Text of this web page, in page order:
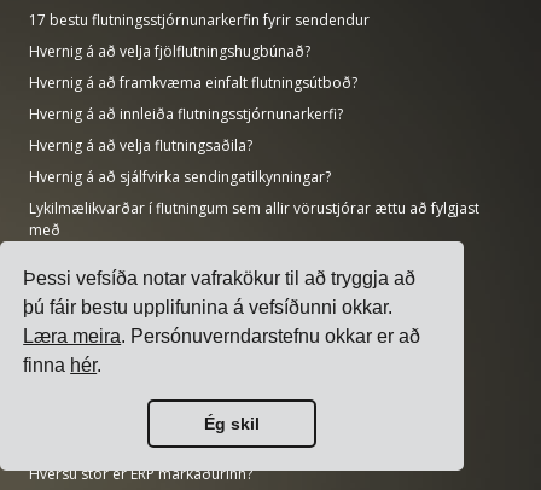
Þessi vefsíða notar vafrakökur til að tryggja að
þú fáir bestu upplifunina á vefsíðunni okkar.
Læra meira. Persónuverndarstefnu okkar er að
finna hér.
Ég skil
17 bestu flutningsstjórnunarkerfin fyrir sendendur
Hvernig á að velja fjölflutningshugbúnað?
Hvernig á að framkvæma einfalt flutningsútboð?
Hvernig á að innleiða flutningsstjórnunarkerfi?
Hvernig á að velja flutningsaðila?
Hvernig á að sjálfvirka sendingatilkynningar?
Lykilmælikvarðar í flutningum sem allir vörustjórar ættu að fylgjast
með
Rannsóknir
Hversu stór er gervigreindarmarkaðurinn?
Hversu mikið CO2 losar flutningageirinn?
Hversu stór er flutningamarkaðurinn?
Hversu stór er fyrirtækjahugbúnaðarmarkaðurinn?
Hversu mörg framleiðslustörf eru ófyllt í Bandaríkjunum?
Hversu stór er ERP markaðurinn?